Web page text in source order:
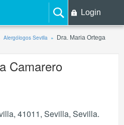
Login
Alergólogos Sevilla
Dra. Maria Ortega
Camarero
41011, Sevilla, Sevilla.